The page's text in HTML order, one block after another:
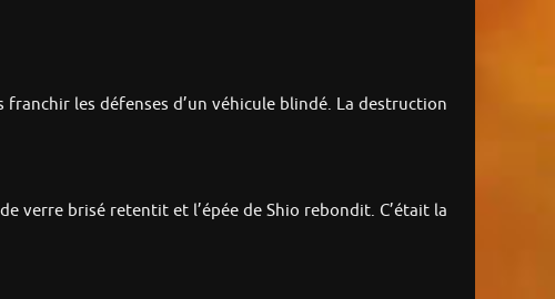
les défenses d’un véhicule blindé. La destruction
verre brisé retentit et l’épée de Shio rebondit. C’était la